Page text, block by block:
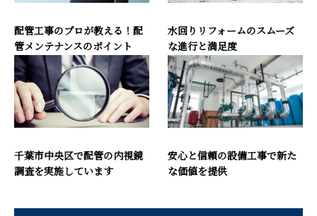
配管工事のプロが教える！配
管メンテナンスのポイント
水回りリフォームのスムーズ
な進行と満足度
千葉市中央区で配管の内視鏡
調査を実施しています
安心と信頼の設備工事で新た
な価値を提供